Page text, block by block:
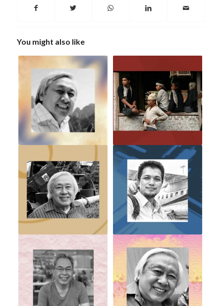
You might also like